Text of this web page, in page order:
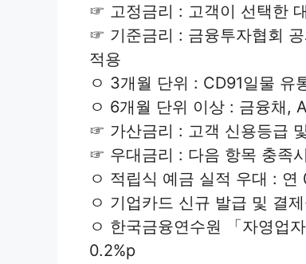
☞ 고정금리 : 고객이 선택한
☞ 기준금리 : 금융투자협회
적용
ㅇ 3개월 단위 : CD91일물 유
ㅇ 6개월 단위 이상 : 금융채,
☞ 가산금리 : 고객 신용등급
☞ 우대금리 : 다음 항목 충족
ㅇ 적립식 예금 실적 우대 : 연
ㅇ 기업카드 신규 발급 및 결
ㅇ 한국금융연수원 「자영업
0.2%p